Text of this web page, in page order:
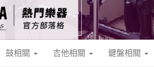
鼓相關 吉他相關 鍵盤相關